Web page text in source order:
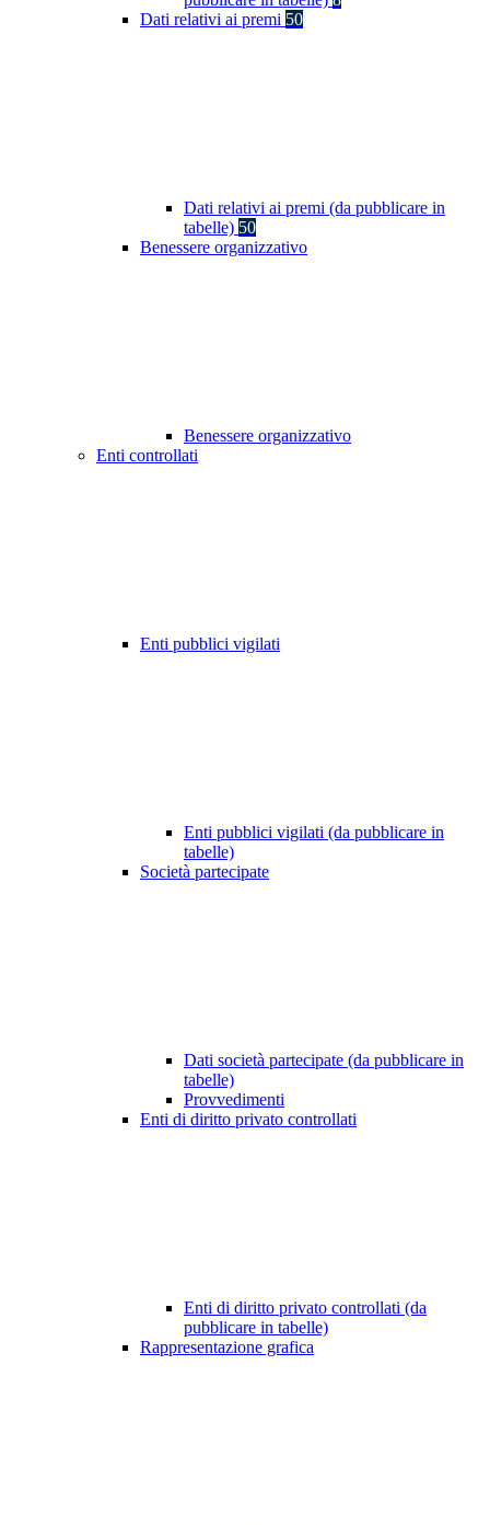
Dati relativi ai premi 50
Dati relativi ai premi (da pubblicare in
tabelle) 50
Benessere organizzativo
Benessere organizzativo
Enti controllati
Enti pubblici vigilati
Enti pubblici vigilati (da pubblicare in
tabelle)
Società partecipate
Dati società partecipate (da pubblicare in
tabelle)
Provvedimenti
Enti di diritto privato controllati
Enti di diritto privato controllati (da
pubblicare in tabelle)
Rappresentazione grafica